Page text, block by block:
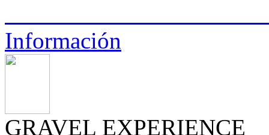
Información
GRAVEL EXPERIENCE